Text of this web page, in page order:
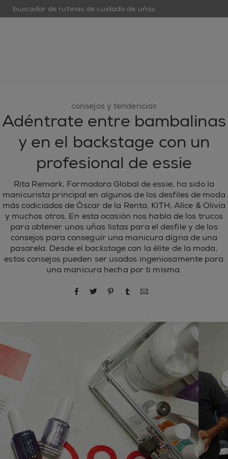
buscador de rutinas de cuidado de uñas
consejos y tendencias
Adéntrate entre bambalinas
y en el backstage con un
profesional de essie
Rita Remark, Formadora Global de essie, ha sido la
manicurista principal en algunos de los desfiles de moda
más codiciados de Óscar de la Renta, KITH, Alice & Olivia
y muchos otros. En esta ocasión nos habla de los trucos
para obtener unas uñas listas para el desfile y de los
consejos para conseguir una manicura digna de una
pasarela. Desde el backstage con la élite de la moda,
estos consejos pueden ser usados ingeniosamente para
una manicura hecha por ti misma.
compartir por Facebook
compartir por Twitter
compartir por Pinterest
compartir por Tumblr
compartir por